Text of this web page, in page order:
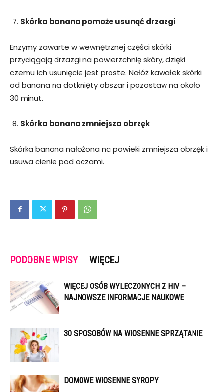
Skórka banana pomoże usunąć drzazgi
Enzymy zawarte w wewnętrznej części skórki
przyciągają drzazgi na powierzchnię skóry, dzięki
czemu ich usunięcie jest proste. Nałóż kawałek skórki
od banana na dotknięty obszar i pozostaw na około
30 minut.
Skórka banana zmniejsza obrzęk
Skórka banana nałożona na powieki zmniejsza obrzęk i
usuwa cienie pod oczami.
PODOBNE WPISY WIĘCEJ
WIĘCEJ OSÓB WYLECZONYCH Z HIV –
NAJNOWSZE INFORMACJE NAUKOWE
30 SPOSOBÓW NA WIOSENNE SPRZĄTANIE
DOMOWE WIOSENNE SYROPY